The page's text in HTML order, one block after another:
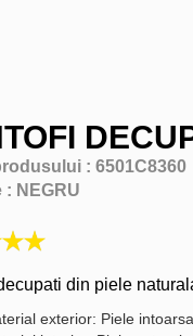
: 6501C8360
: NEGRU
din piele
exterior: Piele intoarsa